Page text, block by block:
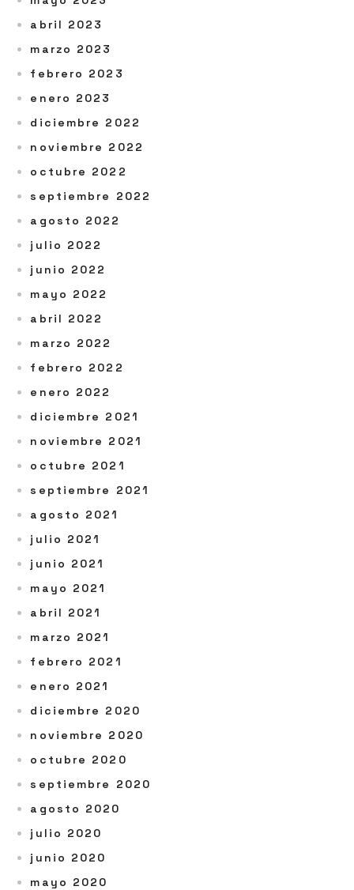
abril 2023
marzo 2023
febrero 2023
enero 2023
diciembre 2022
noviembre 2022
octubre 2022
septiembre 2022
agosto 2022
julio 2022
junio 2022
mayo 2022
abril 2022
marzo 2022
febrero 2022
enero 2022
diciembre 2021
noviembre 2021
octubre 2021
septiembre 2021
agosto 2021
julio 2021
junio 2021
mayo 2021
abril 2021
marzo 2021
febrero 2021
enero 2021
diciembre 2020
noviembre 2020
octubre 2020
septiembre 2020
agosto 2020
julio 2020
junio 2020
mayo 2020